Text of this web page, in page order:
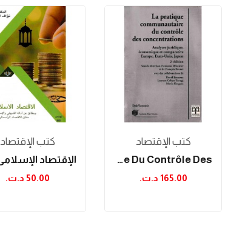
كتب الإقتصاد
50.00 د.ت.‏
كتب الإقتصاد
La Pratique Communautaire Du Contrôle Des...
165.00 د.ت.‏